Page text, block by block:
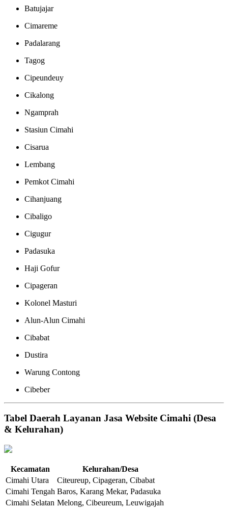
Batujajar
Cimareme
Padalarang
Tagog
Cipeundeuy
Cikalong
Ngamprah
Stasiun Cimahi
Cisarua
Lembang
Pemkot Cimahi
Cihanjuang
Cibaligo
Cigugur
Padasuka
Haji Gofur
Cipageran
Kolonel Masturi
Alun-Alun Cimahi
Cibabat
Dustira
Warung Contong
Cibeber
Tabel Daerah Layanan Jasa Website Cimahi (Desa
& Kelurahan)
Kecamatan
Kelurahan/Desa
Cimahi Utara
Citeureup, Cipageran, Cibabat
Cimahi Tengah Baros, Karang Mekar, Padasuka
Cimahi Selatan Melong, Cibeureum, Leuwigajah